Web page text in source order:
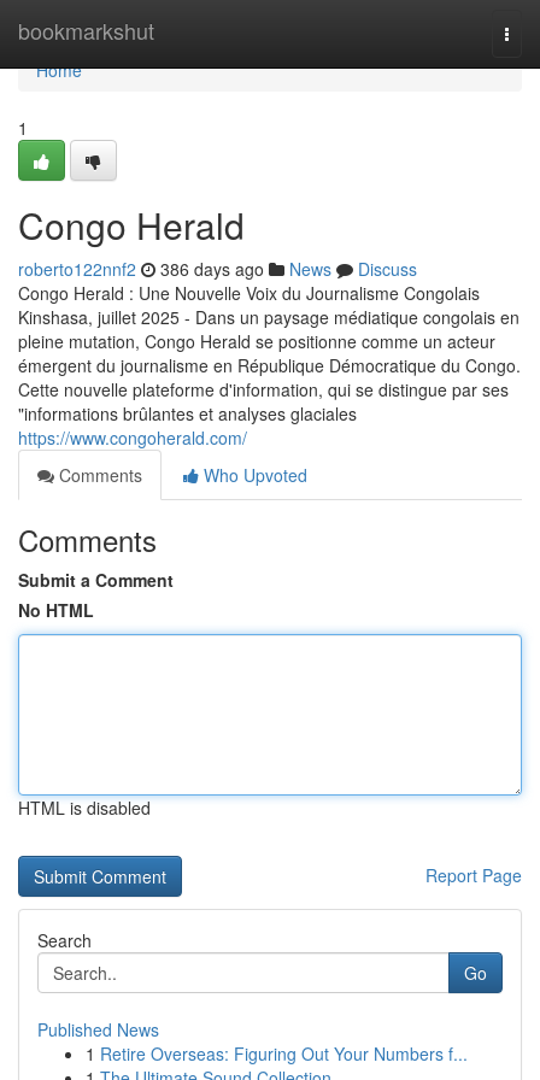
bookmarkshut
Home
Home
1
Congo Herald
roberto122nnf2 386 days ago News
Discuss
Congo Herald : Une Nouvelle Voix du Journalisme Congolais
Kinshasa, juillet 2025 - Dans un paysage médiatique congolais en
pleine mutation, Congo Herald se positionne comme un acteur
émergent du journalisme en République Démocratique du Congo.
Cette nouvelle plateforme d'information, qui se distingue par ses
"informations brûlantes et analyses glaciales
https://www.congoherald.com/
Comments
Who Upvoted
Comments
Submit a Comment
No HTML
HTML is disabled
Report Page
Search
Go
Published News
1 Retire Overseas: Figuring Out Your Numbers f...